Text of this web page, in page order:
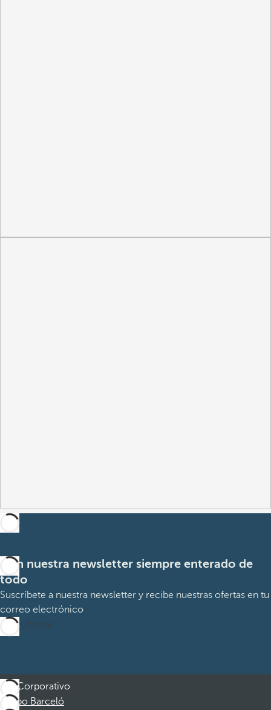
Con nuestra newsletter siempre enterado de
todo
Suscríbete a nuestra newsletter y recibe nuestras ofertas en tu
correo electrónico
Suscribirme
Corporativo
Grupo Barceló